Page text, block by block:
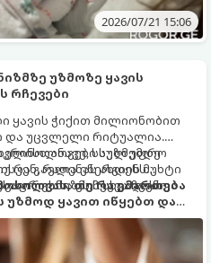
2026/07/21 15:06
უზმოზე ყავის
რჩევები
ყავის ჭიქით მილიონობით
და უცვლელი რიტუალია.
საუზმემდე
რათა ენერგიის მუხტი
ეს ჩვევა ჩვენი
სულ უფრო
რა გავლენას ახდენს
ორგანიზმის სხვადასხვა
თუ რა ემართება
ყავით იწყებთ და
უსაფრთხო.